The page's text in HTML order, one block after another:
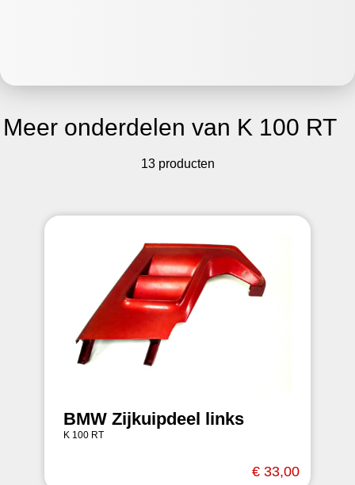
Meer onderdelen van K 100 RT
13 producten
BMW Zijkuipdeel links
K 100 RT
€ 33,00